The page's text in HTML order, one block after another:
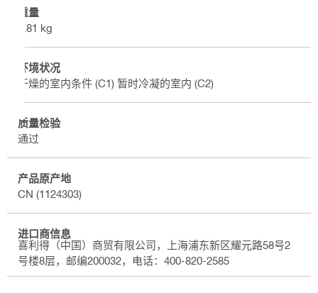
重量
0.81 kg
环境状况
干燥的室内条件 (C1) 暂时冷凝的室内 (C2)
质量检验
通过
产品原产地
CN (1124303)
进口商信息
喜利得（中国）商贸有限公司，上海浦东新区耀元路58号2
号楼8层，邮编200032，电话：400-820-2585